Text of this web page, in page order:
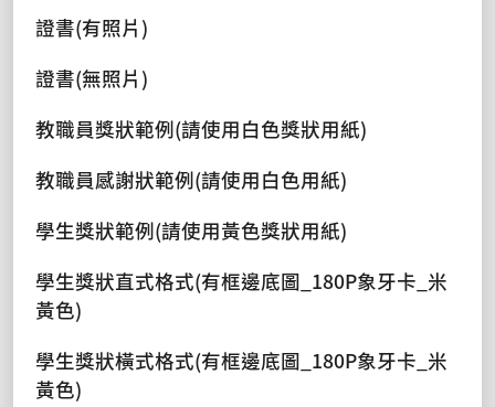
證書(有照片)
證書(無照片)
教職員獎狀範例(請使用白色獎狀用紙)
教職員感謝狀範例(請使用白色用紙)
學生獎狀範例(請使用黃色獎狀用紙)
學生獎狀直式格式(有框邊底圖_180P象牙卡_米
黃色)
學生獎狀橫式格式(有框邊底圖_180P象牙卡_米
黃色)